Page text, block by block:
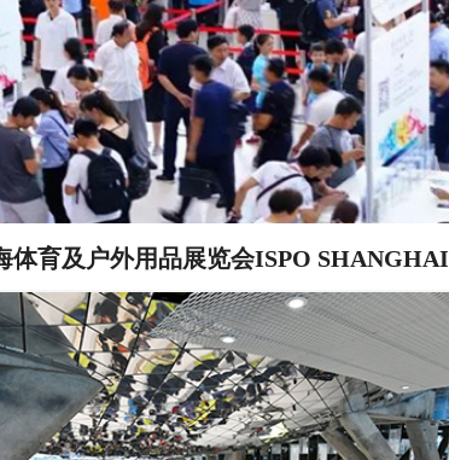
体育及户外用品展览会ISPO SHANGHAI